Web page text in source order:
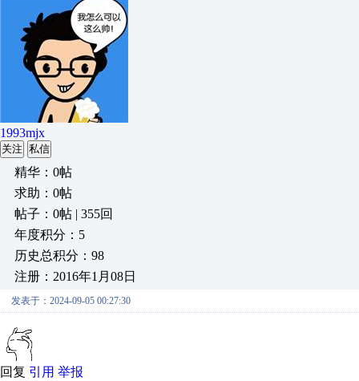
1993mjx
关注 私信
精华：0帖
求助：0帖
帖子：0帖 | 355回
年度积分：5
历史总积分：98
注册：2016年1月08日
发表于：2024-09-05 00:27:30
回复 引用 举报